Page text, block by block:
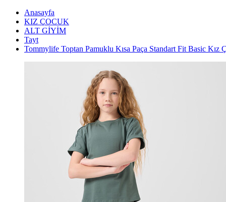
Anasayfa
KIZ ÇOCUK
ALT GİYİM
Tayt
Tommylife Toptan Pamuklu Kısa Paça Standart Fit Basic Kız